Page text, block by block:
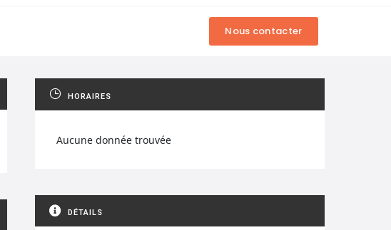
HORAIRES
Aucune donnée trouvée
DÉTAILS